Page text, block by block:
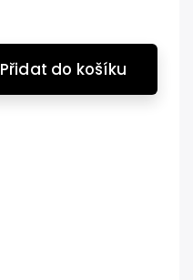
Přidat do košíku